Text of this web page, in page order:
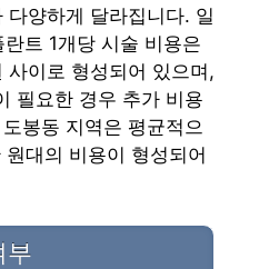
양하게 달라집니다. 일
트 1개당 시술 비용은
이로 형성되어 있으며,
필요한 경우 추가 비용
봉동 지역은 평균적으
대의 비용이 형성되어
부